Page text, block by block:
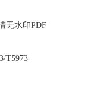
无水印PDF
T5973-